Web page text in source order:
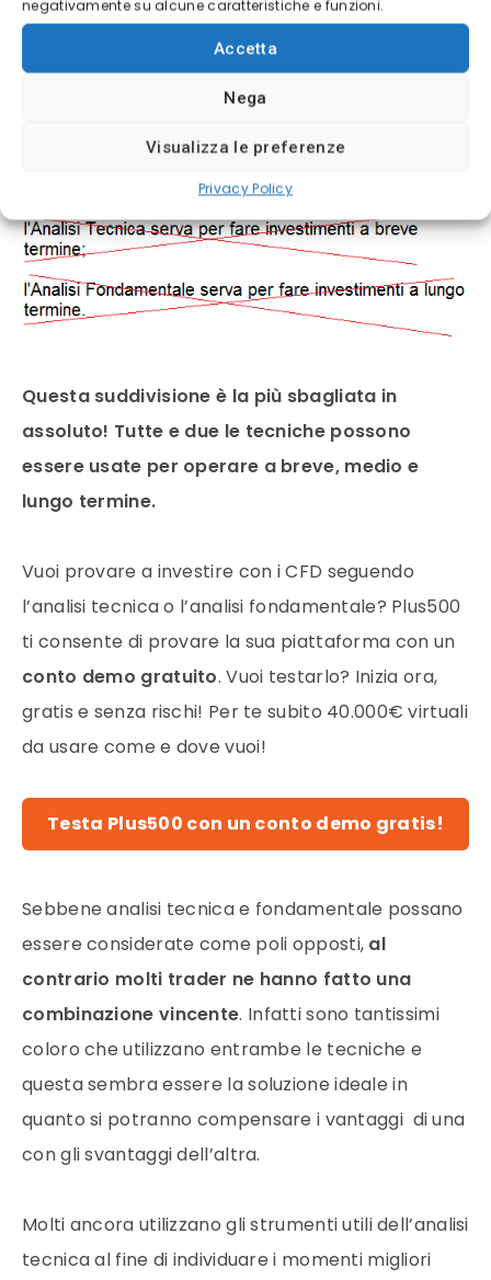
negativamente su alcune caratteristiche e funzioni.
Accetta
Nega
Visualizza le preferenze
Privacy Policy
conseguenza ha venduto o comprato prima di
Una cosa che teniamo a dirvi, e che non deve
essere mai dimenticata è:
Questa suddivisione è la più sbagliata in
assoluto! Tutte e due le tecniche possono
essere usate per operare a breve, medio e
lungo termine.
Vuoi provare a investire con i CFD seguendo
l’analisi tecnica o l’analisi fondamentale? Plus500
ti consente di provare la sua piattaforma con un
conto demo gratuito. Vuoi testarlo? Inizia ora,
gratis e senza rischi! Per te subito 40.000€ virtuali
da usare come e dove vuoi!
Testa Plus500 con un conto demo gratis!
Sebbene analisi tecnica e fondamentale possano
essere considerate come poli opposti, al
contrario molti trader ne hanno fatto una
combinazione vincente. Infatti sono tantissimi
coloro che utilizzano entrambe le tecniche e
questa sembra essere la soluzione ideale in
quanto si potranno compensare i vantaggi di una
con gli svantaggi dell’altra.
Molti ancora utilizzano gli strumenti utili dell’analisi
tecnica al fine di individuare i momenti migliori